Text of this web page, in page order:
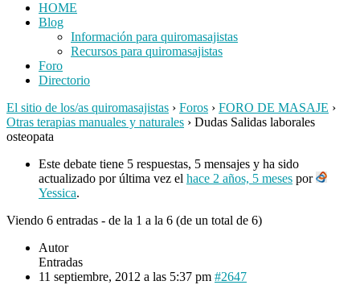
HOME
Blog
Información para quiromasajistas
Recursos para quiromasajistas
Foro
Directorio
El sitio de los/as quiromasajistas › Foros › FORO DE MASAJE ›
Otras terapias manuales y naturales › Dudas Salidas laborales
osteopata
Este debate tiene 5 respuestas, 5 mensajes y ha sido
actualizado por última vez el hace 2 años, 5 meses por
Yessica.
Viendo 6 entradas - de la 1 a la 6 (de un total de 6)
Autor
Entradas
11 septiembre, 2012 a las 5:37 pm #2647